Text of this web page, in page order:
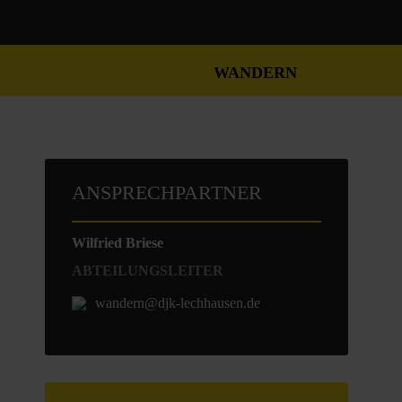
WANDERN
ANSPRECHPARTNER
Wilfried Briese
ABTEILUNGSLEITER
wandern@djk-lechhausen.de